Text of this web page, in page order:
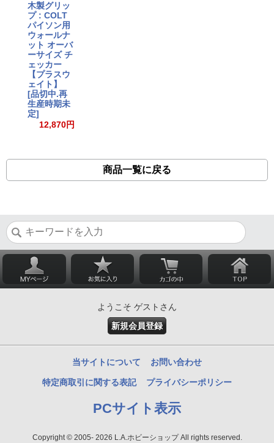
木製グリッ
プ : COLT
パイソン用
ウォールナ
ット オーバ
ーサイズ チ
ェッカー
【プラスウ
ェイト】
[品切中.再
生産時期未
定]
12,870円
商品一覧に戻る
ようこそ ゲストさん
新規会員登録
当サイトについて お問い合わせ
特定商取引に関する表記 プライバシーポリシー
PCサイト表示
Copyright © 2005- 2026 L.A.ホビーショップ All rights reserved.